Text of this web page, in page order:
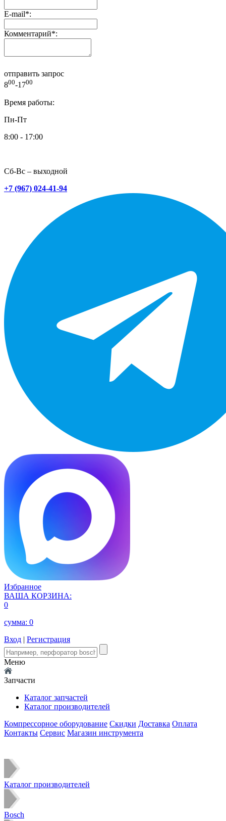
E-mail*:
Комментарий*:
отправить запрос
800-1700
Время работы:
Пн-Пт
8:00 - 17:00
Сб-Вс – выходной
+7 (967) 024-41-94
Избранное
ВАША КОРЗИНА:
0
сумма: 0
Вход | Регистрация
Меню
Запчасти
Каталог запчастей
Каталог производителей
Компрессорное оборудование Скидки Доставка Оплата
Контакты Сервис Магазин инструмента
Каталог производителей
Bosch